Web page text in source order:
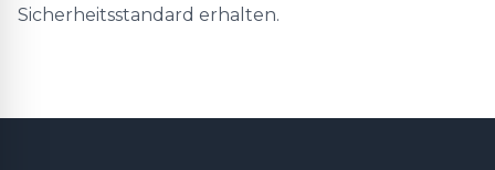
Sicherheitsstandard erhalten.